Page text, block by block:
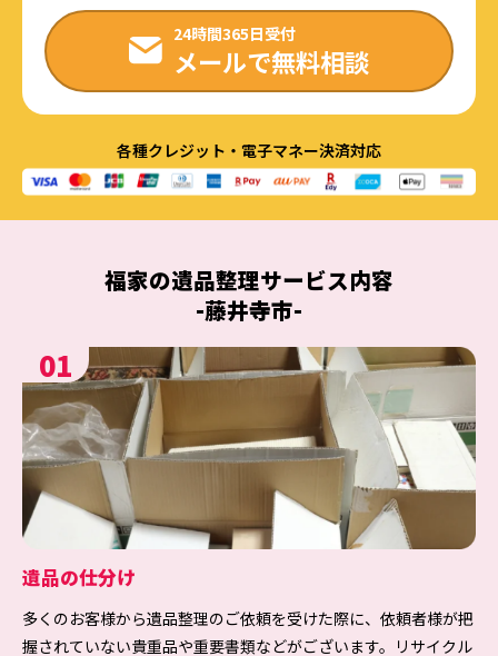
24時間365日受付
メールで無料相談
各種クレジット・電子マネー決済対応
福家の遺品整理サービス内容
-藤井寺市-
01
遺品の仕分け
多くのお客様から遺品整理のご依頼を受けた際に、依頼者様が把
握されていない貴重品や重要書類などがございます。リサイクル